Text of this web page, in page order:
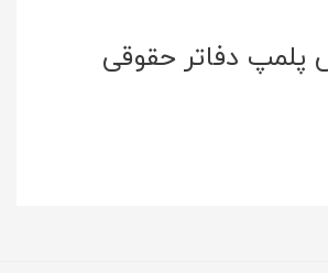
پلمپ دفاتر حقوقی